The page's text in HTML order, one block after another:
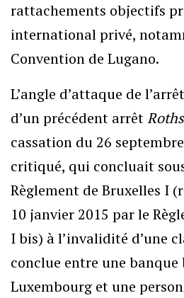
rattachements objectifs
international privé,
Convention de Lugano.
L’angle d’attaque de
d’un précédent arrêt
cassation du 26
critiqué, qui concluait
Règlement de Bruxelles I
10 janvier 2015 par le
I bis) à l’invalidité d’une
conclue entre une banque
Luxembourg et une